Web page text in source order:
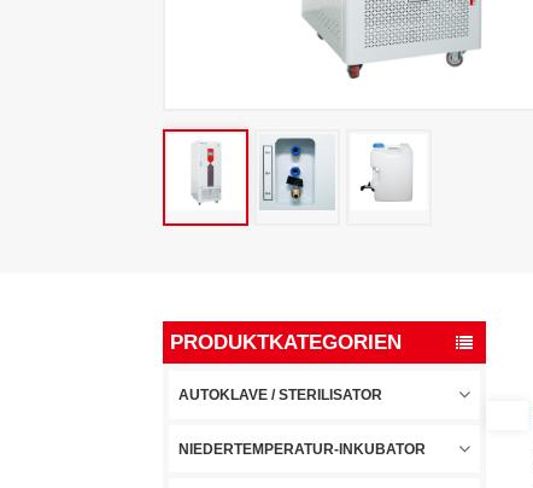
PRODUKTKATEGORIEN
AUTOKLAVE / STERILISATOR
NIEDERTEMPERATUR-INKUBATOR